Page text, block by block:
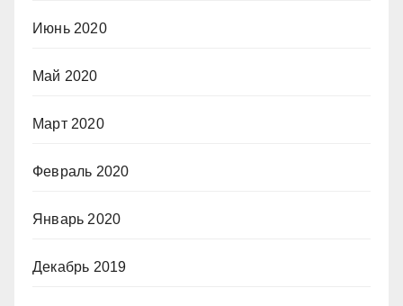
Июнь 2020
Май 2020
Март 2020
Февраль 2020
Январь 2020
Декабрь 2019